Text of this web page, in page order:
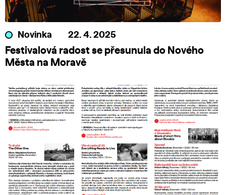
Novinka 22. 4. 2025
Festivalová radost se přesunula do Nového
Města na Moravě